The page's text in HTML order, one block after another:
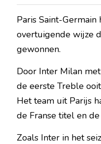
Paris Saint-Germain
overtuigende wijze
gewonnen.
Door Inter Milan
de eerste Treble
Het team uit Parijs
de Franse titel en
Zoals Inter in het